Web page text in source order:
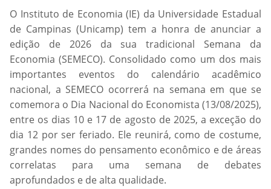
O Instituto de Economia (IE) da Universidade Estadual
de Campinas (Unicamp) tem a honra de anunciar a
edição de 2026 da sua tradicional Semana da
Economia (SEMECO). Consolidado como um dos mais
importantes eventos do calendário acadêmico
nacional, a SEMECO ocorrerá na semana em que se
comemora o Dia Nacional do Economista (13/08/2025),
entre os dias 10 e 17 de agosto de 2025, a exceção do
dia 12 por ser feriado. Ele reunirá, como de costume,
grandes nomes do pensamento econômico e de áreas
correlatas para uma semana de debates
aprofundados e de alta qualidade.